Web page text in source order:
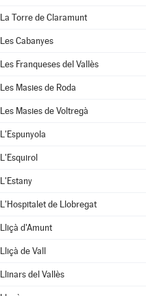
La Torre de Claramunt
Les Cabanyes
Les Franqueses del Vallès
Les Masies de Roda
Les Masies de Voltregà
L'Espunyola
L'Esquirol
L'Estany
L'Hospitalet de Llobregat
Lliçà d'Amunt
Lliçà de Vall
Llinars del Vallès